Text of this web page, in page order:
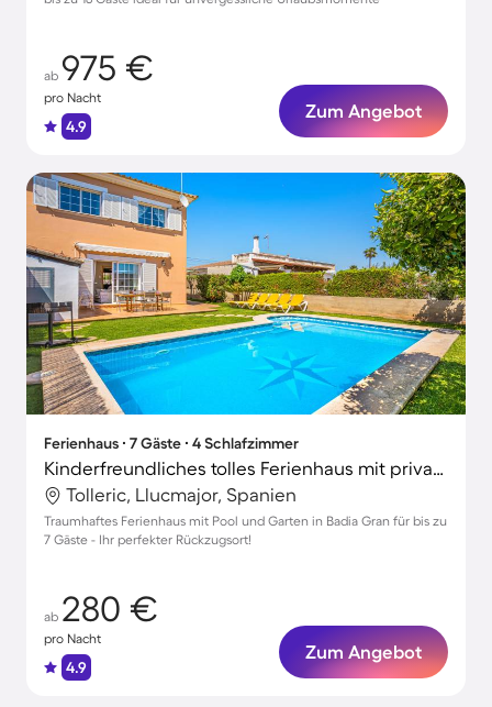
ab 975 €
pro Nacht
4.9
Zum Angebot
Ferienhaus ∙ 7 Gäste ∙ 4 Schlafzimmer
Kinderfreundliches tolles Ferienhaus mit privatem Pool, schnellem Internet und Terrasse | Gartenblick
Tolleric, Llucmajor, Spanien
Traumhaftes Ferienhaus mit Pool und Garten in Badia Gran für bis zu
7 Gäste - Ihr perfekter Rückzugsort!
ab 280 €
pro Nacht
4.9
Zum Angebot